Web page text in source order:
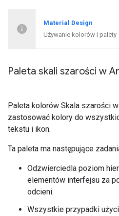
Material Design
Używanie kolorów i palety
Paleta skali szarości w
Paleta kolorów Skala szarości
zastosować kolory do
tekstu i ikon.
Ta paleta ma następujące
Odzwierciedla poziom
elementów interfejsu za
odcieni.
Wszystkie przypadki